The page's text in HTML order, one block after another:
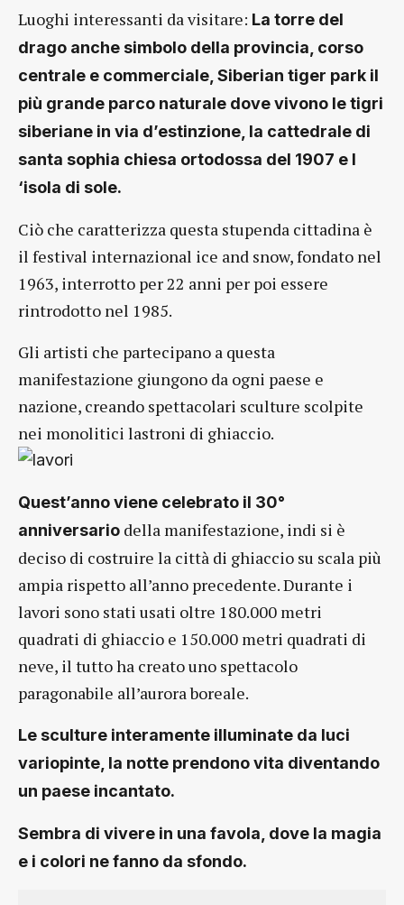
Luoghi interessanti da visitare: La torre del
drago anche simbolo della provincia, corso
centrale e commerciale, Siberian tiger park il
più grande parco naturale dove vivono le tigri
siberiane in via d’estinzione, la cattedrale di
santa sophia chiesa ortodossa del 1907 e l
‘isola di sole.
Ciò che caratterizza questa stupenda cittadina è
il festival internazional ice and snow, fondato nel
1963, interrotto per 22 anni per poi essere
rintrodotto nel 1985.
Gli artisti che partecipano a questa
manifestazione giungono da ogni paese e
nazione, creando spettacolari sculture scolpite
nei monolitici lastroni di ghiaccio.
Quest’anno viene celebrato il 30°
anniversario della manifestazione, indi si è
deciso di costruire la città di ghiaccio su scala più
ampia rispetto all’anno precedente. Durante i
lavori sono stati usati oltre 180.000 metri
quadrati di ghiaccio e 150.000 metri quadrati di
neve, il tutto ha creato uno spettacolo
paragonabile all’aurora boreale.
Le sculture interamente illuminate da luci
variopinte, la notte prendono vita diventando
un paese incantato.
Sembra di vivere in una favola, dove la magia
e i colori ne fanno da sfondo.